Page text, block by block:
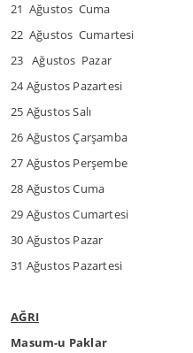
21 Ağustos Cuma
22 Ağustos Cumartesi
23 Ağustos Pazar
24 Ağustos Pazartesi
25 Ağustos Salı
26 Ağustos Çarşamba
27 Ağustos Perşembe
28 Ağustos Cuma
29 Ağustos Cumartesi
30 Ağustos Pazar
31 Ağustos Pazartesi
AĞRI
Masum-u Paklar